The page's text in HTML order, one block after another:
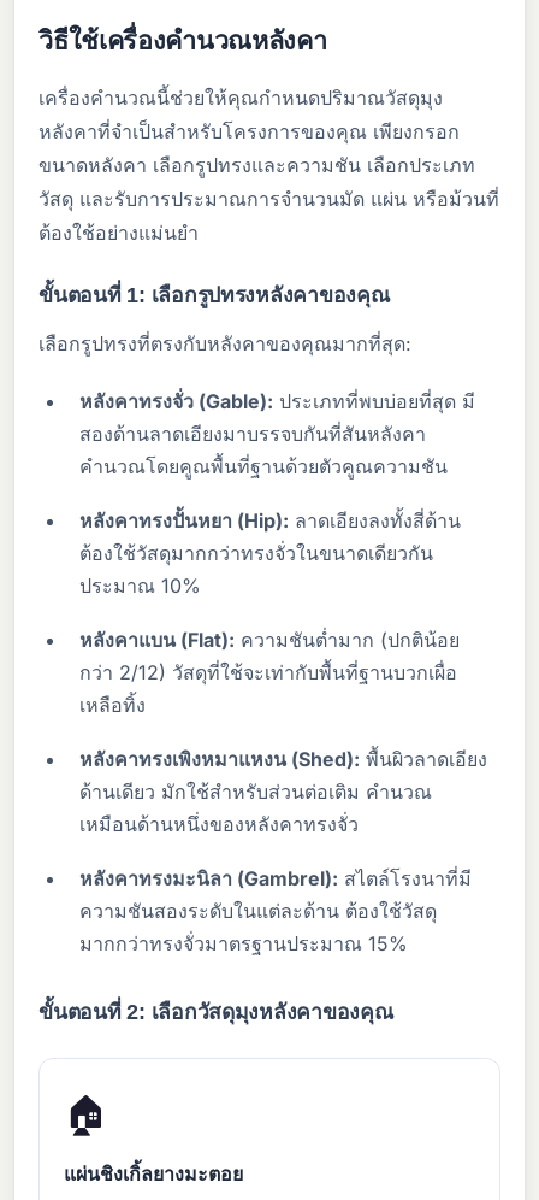
วิธีใช้เครื่องคำนวณหลังคา
เครื่องคำนวณนี้ช่วยให้คุณกำหนดปริมาณวัสดุมุง
หลังคาที่จำเป็นสำหรับโครงการของคุณ เพียงกรอก
ขนาดหลังคา เลือกรูปทรงและความชัน เลือกประเภท
วัสดุ และรับการประมาณการจำนวนมัด แผ่น หรือม้วนที่
ต้องใช้อย่างแม่นยำ
ขั้นตอนที่ 1: เลือกรูปทรงหลังคาของคุณ
เลือกรูปทรงที่ตรงกับหลังคาของคุณมากที่สุด:
หลังคาทรงจั่ว (Gable): ประเภทที่พบบ่อยที่สุด มี
สองด้านลาดเอียงมาบรรจบกันที่สันหลังคา
คำนวณโดยคูณพื้นที่ฐานด้วยตัวคูณความชัน
หลังคาทรงปั้นหยา (Hip): ลาดเอียงลงทั้งสี่ด้าน
ต้องใช้วัสดุมากกว่าทรงจั่วในขนาดเดียวกัน
ประมาณ 10%
หลังคาแบน (Flat): ความชันต่ำมาก (ปกติน้อย
กว่า 2/12) วัสดุที่ใช้จะเท่ากับพื้นที่ฐานบวกเผื่อ
เหลือทิ้ง
หลังคาทรงเพิงหมาแหงน (Shed): พื้นผิวลาดเอียง
ด้านเดียว มักใช้สำหรับส่วนต่อเติม คำนวณ
เหมือนด้านหนึ่งของหลังคาทรงจั่ว
หลังคาทรงมะนิลา (Gambrel): สไตล์โรงนาที่มี
ความชันสองระดับในแต่ละด้าน ต้องใช้วัสดุ
มากกว่าทรงจั่วมาตรฐานประมาณ 15%
ขั้นตอนที่ 2: เลือกวัสดุมุงหลังคาของคุณ
🏠
แผ่นชิงเกิ้ลยางมะตอย